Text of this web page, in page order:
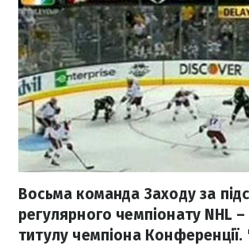
Восьма команда Заходу за
регулярного чемпіонату NHL –
титулу чемпіона Конференції.